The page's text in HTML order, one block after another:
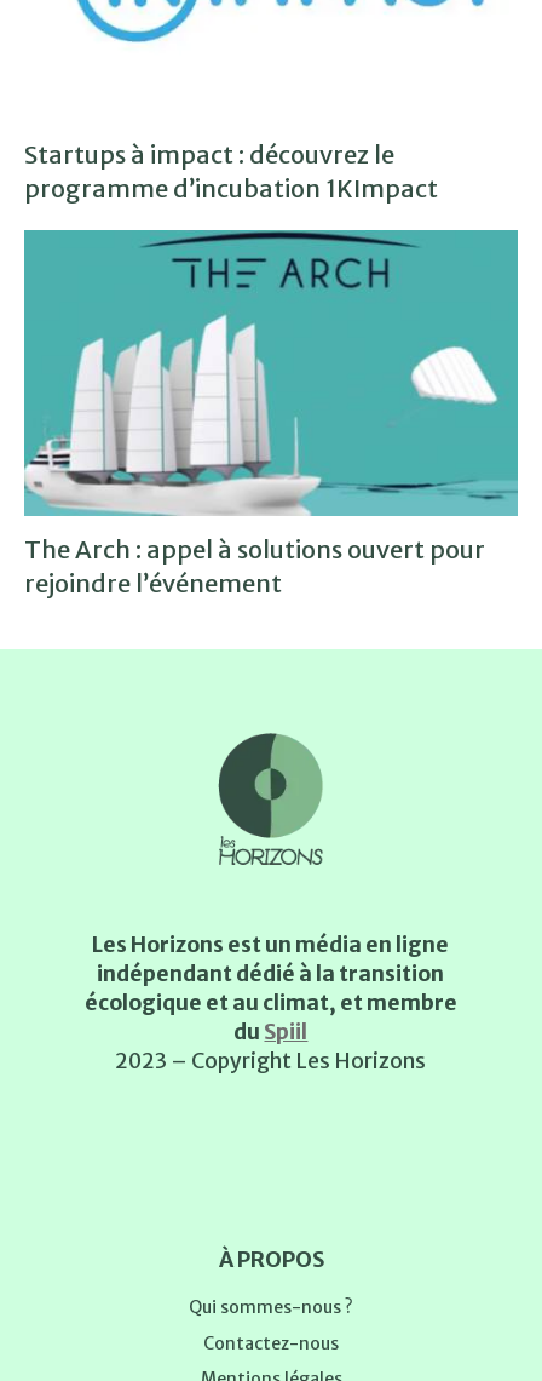
Startups à impact : découvrez le
programme d’incubation 1KImpact
The Arch : appel à solutions ouvert pour
rejoindre l’événement
Les Horizons est un média en ligne
indépendant dédié à la transition
écologique et au climat, et membre
du Spiil
2023 – Copyright Les Horizons
À PROPOS
Qui sommes-nous ?
Contactez-nous